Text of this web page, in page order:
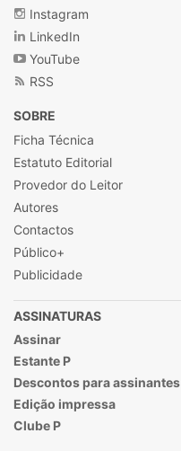
Instagram
LinkedIn
YouTube
RSS
SOBRE
Ficha Técnica
Estatuto Editorial
Provedor do Leitor
Autores
Contactos
Público+
Publicidade
ASSINATURAS
Assinar
Estante P
Descontos para assinantes
Edição impressa
Clube P